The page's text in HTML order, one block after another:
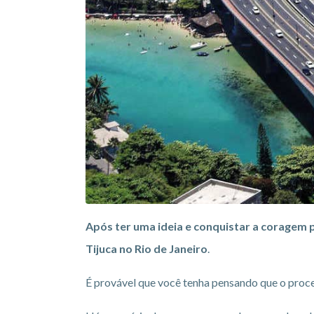
Após ter uma ideia e conquistar a
Tijuca no Rio de Janeiro
É provável que você tenha pensando que o